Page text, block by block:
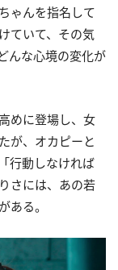
ゃんを指名して
ていて、その気
んな心境の変化が
めに登場し、女
が、オカピーと
行動しなければ
さには、あの若
ある。